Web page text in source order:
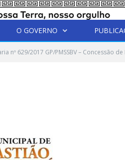
O GOVERNO
nº 629/2017 GP/PMSSBV – Concessão